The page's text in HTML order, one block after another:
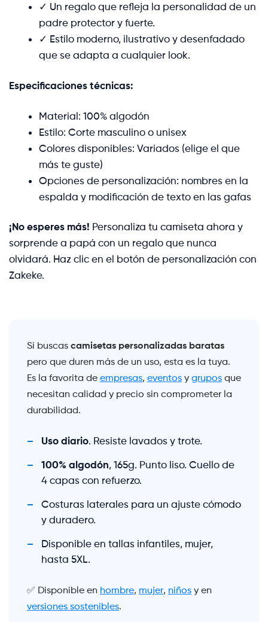
✓ Un regalo que refleja la personalidad de un
padre protector y fuerte.
✓ Estilo moderno, ilustrativo y desenfadado
que se adapta a cualquier look.
Especificaciones técnicas:
Material: 100% algodón
Estilo: Corte masculino o unisex
Colores disponibles: Variados (elige el que
más te guste)
Opciones de personalización: nombres en la
espalda y modificación de texto en las gafas
¡No esperes más! Personaliza tu camiseta ahora y
sorprende a papá con un regalo que nunca
olvidará. Haz clic en el botón de personalización con
Zakeke.
Si buscas camisetas personalizadas baratas
pero que duren más de un uso, esta es la tuya.
Es la favorita de empresas, eventos y grupos que
necesitan calidad y precio sin comprometer la
durabilidad.
Uso diario. Resiste lavados y trote.
100% algodón, 165g. Punto liso. Cuello de
4 capas con refuerzo.
Costuras laterales para un ajuste cómodo
y duradero.
Disponible en tallas infantiles, mujer,
hasta 5XL.
✅ Disponible en hombre, mujer, niños y en
versiones sostenibles.